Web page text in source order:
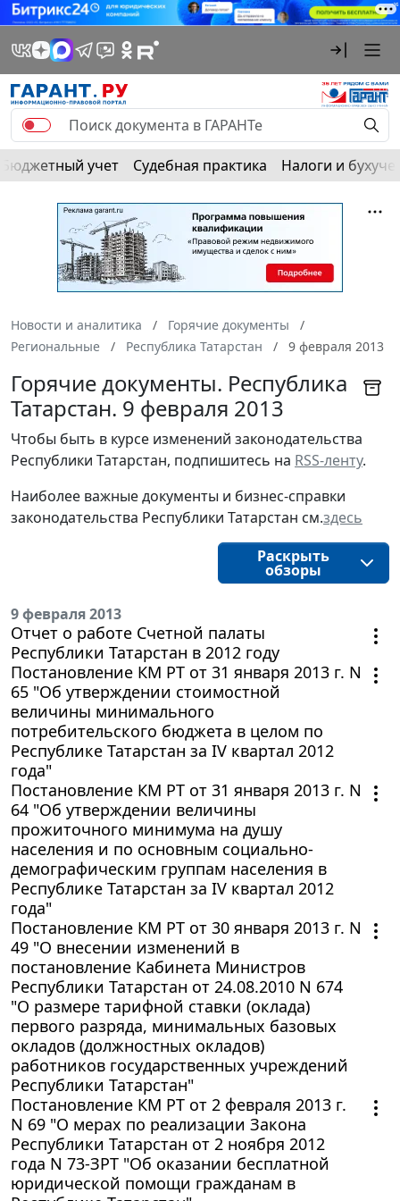
Бюджетный учет Судебная практика Налоги и
Новости и аналитика
Горячие документы
Региональные
Республика Татарстан 9 февраля 2013
Горячие документы. Республика
Татарстан. 9 февраля 2013
Чтобы быть в курсе изменений законодательства
Республики Татарстан, подпишитесь на RSS-ленту.
Наиболее важные документы и бизнес-справки
законодательства Республики Татарстан см.здесь
Раскрыть
обзоры
9 февраля 2013
Отчет о работе Счетной палаты
Республики Татарстан в 2012 году
Постановление КМ РТ от 31 января 2013 г. N
65 "Об утверждении стоимостной
величины минимального
потребительского бюджета в целом по
Республике Татарстан за IV квартал 2012
года"
Постановление КМ РТ от 31 января 2013 г. N
64 "Об утверждении величины
прожиточного минимума на душу
населения и по основным социально-
демографическим группам населения в
Республике Татарстан за IV квартал 2012
года"
Постановление КМ РТ от 30 января 2013 г. N
49 "О внесении изменений в
постановление Кабинета Министров
Республики Татарстан от 24.08.2010 N 674
"О размере тарифной ставки (оклада)
первого разряда, минимальных базовых
окладов (должностных окладов)
работников государственных учреждений
Республики Татарстан"
Постановление КМ РТ от 2 февраля 2013 г.
N 69 "О мерах по реализации Закона
Республики Татарстан от 2 ноября 2012
года N 73-ЗРТ "Об оказании бесплатной
юридической помощи гражданам в